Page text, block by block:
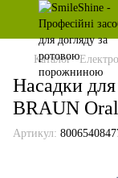
Каталог
Насадки для
BRAUN
Артикул: